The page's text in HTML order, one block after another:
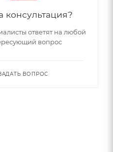
консультация?
ответят на любой
вопрос
ВОПРОС